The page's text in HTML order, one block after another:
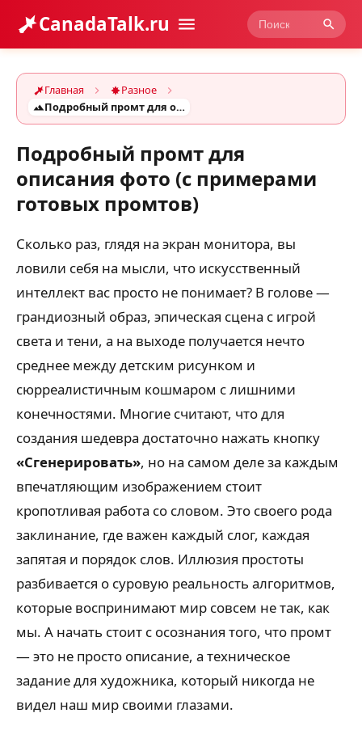
CanadaTalk.ru
Главная
Разное
Подробный промт для описания фото (с примерами готовых промтов)
Подробный промт для
описания фото (с примерами
готовых промтов)
Сколько раз, глядя на экран монитора, вы
ловили себя на мысли, что искусственный
интеллект вас просто не понимает? В голове —
грандиозный образ, эпическая сцена с игрой
света и тени, а на выходе получается нечто
среднее между детским рисунком и
сюрреалистичным кошмаром с лишними
конечностями. Многие считают, что для
создания шедевра достаточно нажать кнопку
«Сгенерировать», но на самом деле за каждым
впечатляющим изображением стоит
кропотливая работа со словом. Это своего рода
заклинание, где важен каждый слог, каждая
запятая и порядок слов. Иллюзия простоты
разбивается о суровую реальность алгоритмов,
которые воспринимают мир совсем не так, как
мы. А начать стоит с осознания того, что промт
— это не просто описание, а техническое
задание для художника, который никогда не
видел наш мир своими глазами.